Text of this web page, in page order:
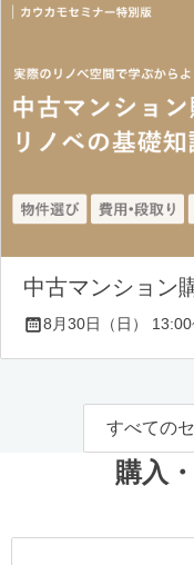
中古マンション
8月30日（日）
すべての
購入